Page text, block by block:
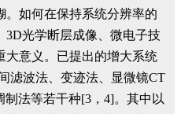
。如何在保持系统分辨率的
3D光学断层成像、微电子技
大意义。已提出的增大系统
滤波法、变迹法、显微镜CT
法等若干种[3，4]。其中以